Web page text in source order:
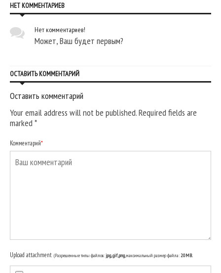
НЕТ КОММЕНТАРИЕВ
Нет комментариев!
Может, Ваш будет первым?
ОСТАВИТЬ КОММЕНТАРИЙ
Оставить комментарий
Your email address will not be published. Required fields are
marked*
Комментарий*
Upload attachment (Разрешенные типы файлов:jpg, gif, png, максимальный размер файла:20MB.